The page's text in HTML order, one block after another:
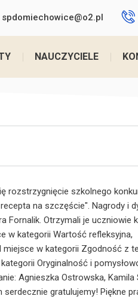
spdomiechowice@o2.pl
NAUCZYCIELE
tutaj:Home > FINAŁ KONKURSU
rozstrzygnięcie szkolnego
na szczęście". Nagrody i
Fornalik. Otrzymali je uczniowie
w kategorii Wartość refleksyjna,
miejsce w kategorii Zgodność z
Oryginalność i
Agnieszka Ostrowska, Kamila
serdecznie gratulujemy! Piękne